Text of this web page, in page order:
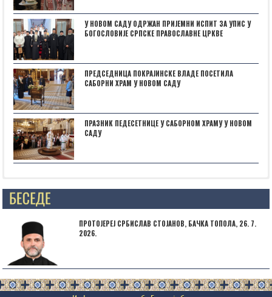
У НОВОМ САДУ ОДРЖАН ПРИЈЕМНИ ИСПИТ ЗА УПИС У
БОГОСЛОВИЈЕ СРПСКЕ ПРАВОСЛАВНЕ ЦРКВЕ
ПРЕДСЕДНИЦА ПОКРАЈИНСКЕ ВЛАДЕ ПОСЕТИЛА
САБОРНИ ХРАМ У НОВОМ САДУ
ПРАЗНИК ПЕДЕСЕТНИЦЕ У САБОРНОМ ХРАМУ У НОВОМ
САДУ
Posts not found
ПРОТОЈЕРЕЈ СРБИСЛАВ СТОЈАНОВ, БАЧКА ТОПОЛА, 26. 7.
2026.